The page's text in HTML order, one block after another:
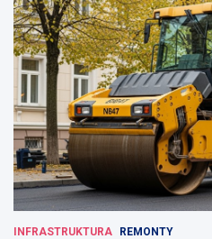
INFRASTRUKTURA REMONTY